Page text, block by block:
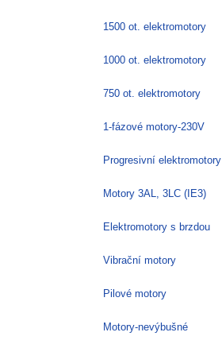
1500 ot. elektromotory
1000 ot. elektromotory
750 ot. elektromotory
1-fázové motory-230V
Progresivní elektromotory
Motory 3AL, 3LC (IE3)
Elektromotory s brzdou
Vibrační motory
Pilové motory
Motory-nevýbušné